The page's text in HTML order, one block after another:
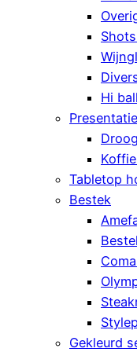
Hi
Tabletop
Bestek
Gekleurd